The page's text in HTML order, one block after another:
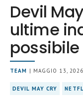
Devil
ultime
TEAM | MAGGIO 13, 2026
DEVIL MAY CRY